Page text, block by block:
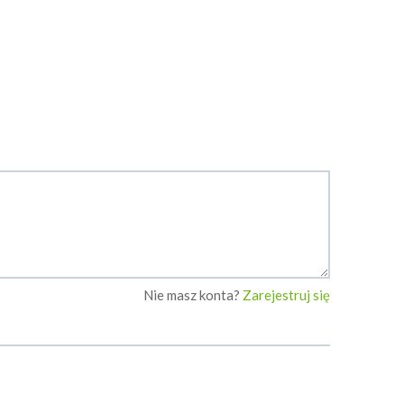
Nie masz konta? Zarejestruj się